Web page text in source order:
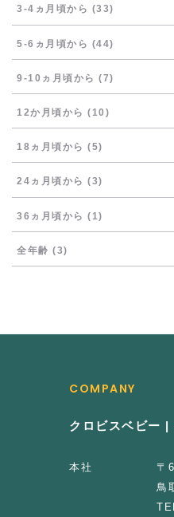
3-4ヵ月頃から (33)
5-6ヵ月頃から (44)
9-10ヵ月頃から (7)
12か月頃から (10)
18ヵ月頃から (5)
24ヵ月頃から (3)
36ヵ月頃から (1)
全年齢 (3)
COMPANY
クロビスベビー
本社
〒
鳥